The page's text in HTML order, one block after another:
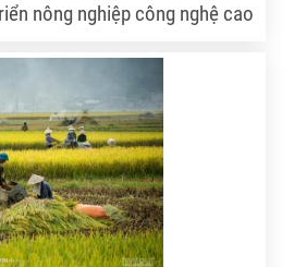
nông nghiệp công nghệ cao
lược PTNNNT (IPSARD) phối
nghiệp Công nghệ cao
“Định hướng giải pháp thúc
công nghệ cao tại Việt